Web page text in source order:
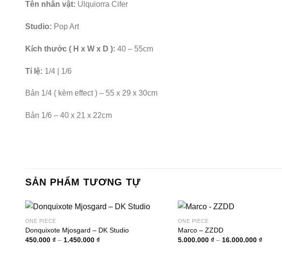
Tên nhân vật: Ulquiorra Cifer
Studio: Pop Art
Kích thước ( H x W x D ): 40 – 55cm
Tỉ lệ: 1/4 | 1/6
Bản 1/4 ( kèm effect ) – 55 x 29 x 30cm
Bản 1/6 – 40 x 21 x 22cm
SẢN PHẨM TƯƠNG TỰ
ONE PIECE
Donquixote Mjosgard – DK Studio
450.000 ₫ – 1.450.000 ₫Khoảng
ONE PIECE
Marco – ZZDD
5.000.000 ₫ – 16.000.000 ₫Khoảng